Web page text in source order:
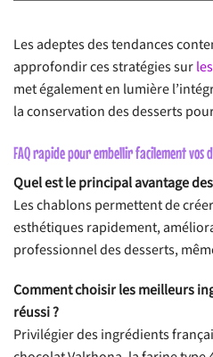
Les adeptes des tendances
approfondir ces stratégies sur
met également en lumière
la conservation des desserts
FAQ rapide pour embellir facilement vos
Quel est le principal avantage
Les chablons permettent de
esthétiques rapidement,
professionnel des desserts,
Comment choisir les meilleurs
réussi ?
Privilégier des ingrédients